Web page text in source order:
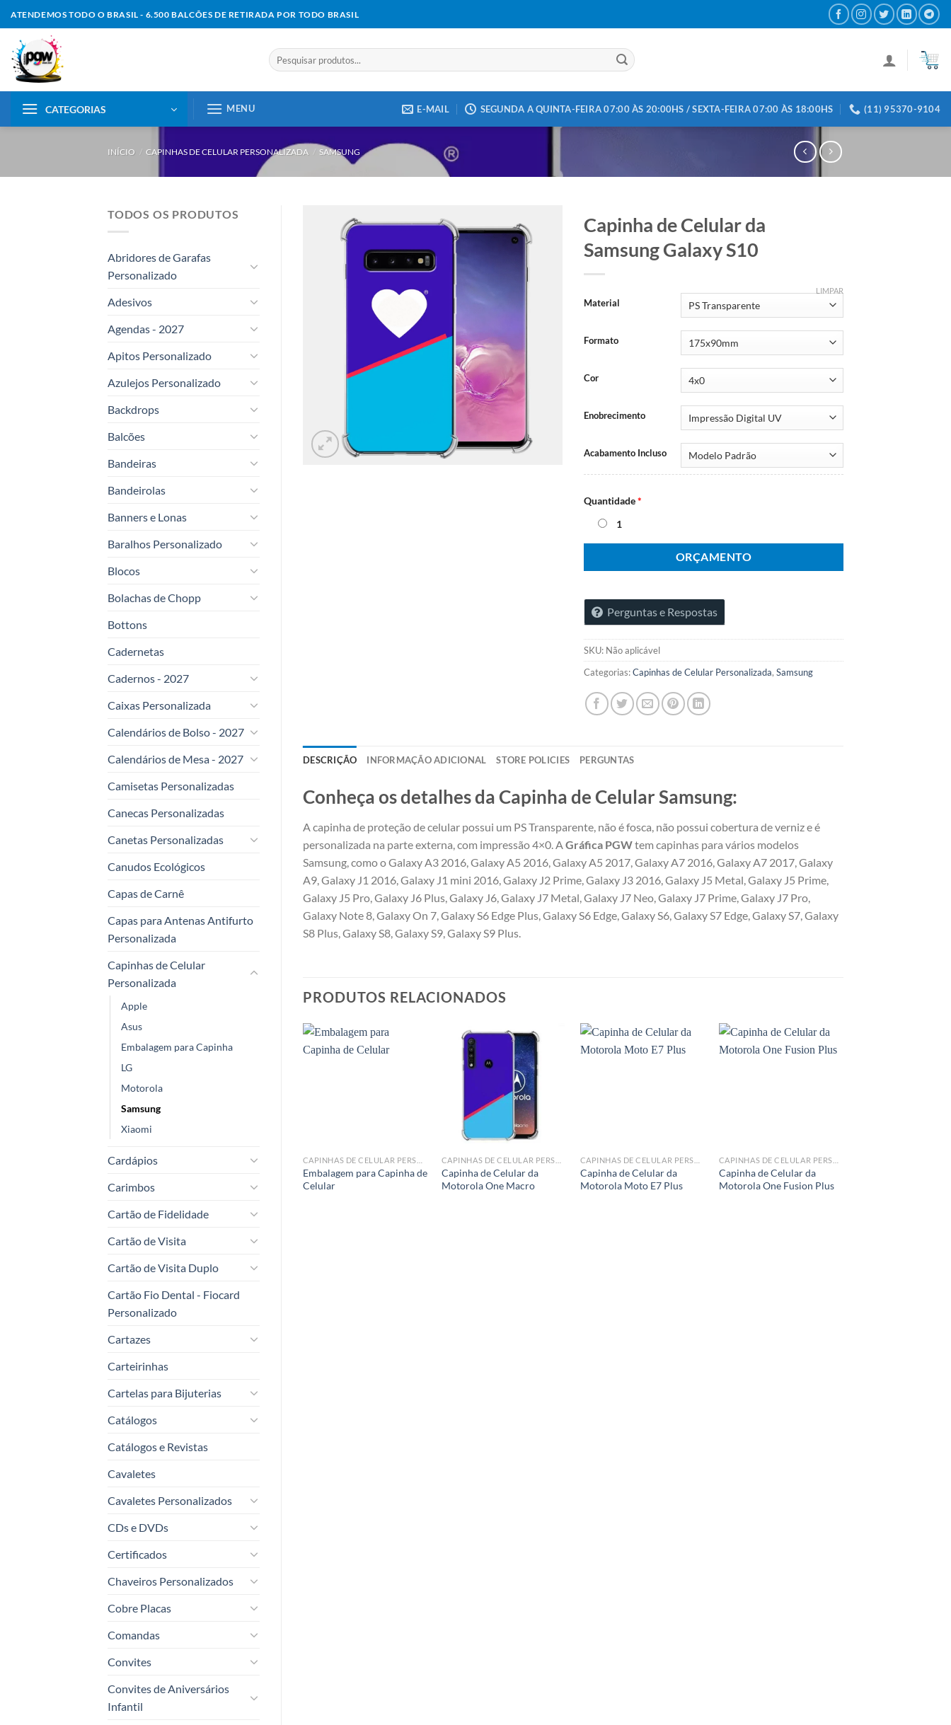
to
content
ATENDEMOS TODO O BRASIL - 6.500 BALCÕES DE RETIRADA POR TODO BRASIL
Pesquisar
por:
CATEGORIAS MENU E-MAIL SEGUNDA A QUINTA-FEIRA 07:00 ÀS 20:00HS / SEXTA-FEIRA 07:00 ÀS 18:00HS (11) 95370-9104
INÍCIO / CAPINHAS DE CELULAR PERSONALIZADA / SAMSUNG
TODOS OS PRODUTOS
Abridores de Garafas
Personalizado
Adesivos
Agendas - 2027
Apitos Personalizado
Azulejos Personalizado
Backdrops
Balcões
Bandeiras
Bandeirolas
Banners e Lonas
Baralhos Personalizado
Blocos
Bolachas de Chopp
Bottons
Cadernetas
Cadernos - 2027
Caixas Personalizada
Calendários de Bolso - 2027
Calendários de Mesa - 2027
Camisetas Personalizadas
Canecas Personalizadas
Canetas Personalizadas
Canudos Ecológicos
Capas de Carnê
Capas para Antenas Antifurto
Personalizada
Capinhas de Celular
Personalizada
Apple
Asus
Embalagem para Capinha
LG
Motorola
Samsung
Xiaomi
Cardápios
Carimbos
Cartão de Fidelidade
Cartão de Visita
Cartão de Visita Duplo
Cartão Fio Dental - Fiocard
Personalizado
Cartazes
Carteirinhas
Cartelas para Bijuterias
Catálogos
Catálogos e Revistas
Cavaletes
Cavaletes Personalizados
CDs e DVDs
Certificados
Chaveiros Personalizados
Cobre Placas
Comandas
Convites
Convites de Aniversários
Infantil
Capinha de Celular da
Samsung Galaxy S10
Material
Formato
Cor
Enobrecimento
Acabamento Incluso
LIMPAR
Quantidade*
1
ORÇAMENTO
Perguntas e Respostas
SKU: Não aplicável
Categorias:Capinhas de Celular Personalizada, Samsung
DESCRIÇÃO INFORMAÇÃO ADICIONAL STORE POLICIES PERGUNTAS
Conheça os detalhes da Capinha de Celular Samsung:
A capinha de proteção de celular possui um PS Transparente, não é fosca, não possui cobertura de verniz e é
personalizada na parte externa, com impressão 4×0. A Gráfica PGWtem capinhas para vários modelos
Samsung, como o Galaxy A3 2016, Galaxy A5 2016, Galaxy A5 2017, Galaxy A7 2016, Galaxy A7 2017, Galaxy
A9, Galaxy J1 2016, Galaxy J1 mini 2016, Galaxy J2 Prime, Galaxy J3 2016, Galaxy J5 Metal, Galaxy J5 Prime,
Galaxy J5 Pro, Galaxy J6 Plus, Galaxy J6, Galaxy J7 Metal, Galaxy J7 Neo, Galaxy J7 Prime, Galaxy J7 Pro,
Galaxy Note 8, Galaxy On 7, Galaxy S6 Edge Plus, Galaxy S6 Edge, Galaxy S6, Galaxy S7 Edge, Galaxy S7, Galaxy
S8 Plus, Galaxy S8, Galaxy S9, Galaxy S9 Plus.
PRODUTOS RELACIONADOS
Embalagem para Capinha de
Celular
Add to
wishlist
Capinha de Celular da
Motorola One Macro
Capinha de Celular da
Motorola Moto E7 Plus
Capinha de Celular da
Motorola One Fusion Plus
Add to
CAPINHAS DE CELULAR PERSONALIZADA
Motorola Moto G10
Motorola G9 Power